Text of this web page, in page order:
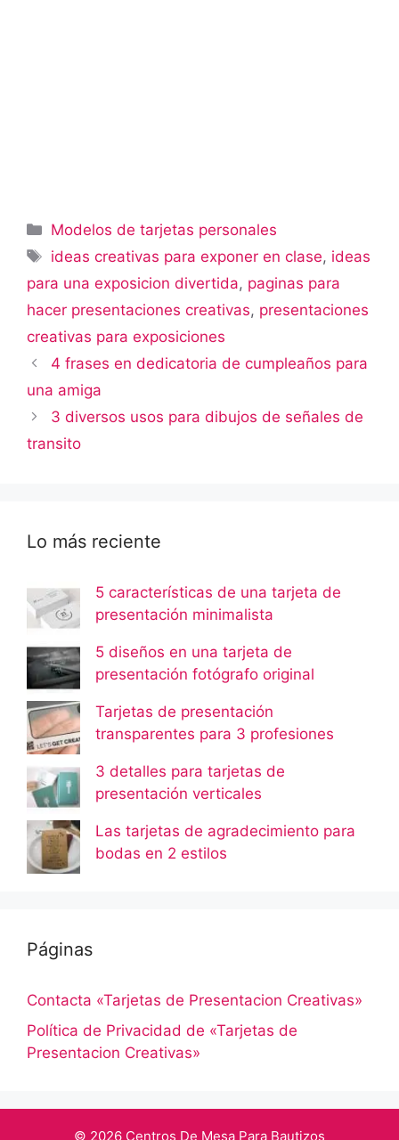
Categorías
Modelos de tarjetas personales
Etiquetas
ideas creativas para exponer en clase, ideas
para una exposicion divertida, paginas para
hacer presentaciones creativas, presentaciones
creativas para exposiciones
4 frases en dedicatoria de cumpleaños para
una amiga
3 diversos usos para dibujos de señales de
transito
Lo más reciente
5 características de una tarjeta de
presentación minimalista
5 diseños en una tarjeta de
presentación fotógrafo original
Tarjetas de presentación
transparentes para 3 profesiones
3 detalles para tarjetas de
presentación verticales
Las tarjetas de agradecimiento para
bodas en 2 estilos
Páginas
Contacta «Tarjetas de Presentacion Creativas»
Política de Privacidad de «Tarjetas de
Presentacion Creativas»
© 2026 Centros De Mesa Para Bautizos